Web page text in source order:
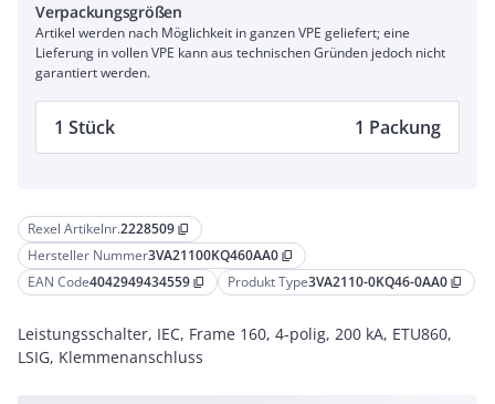
Rexel Artikelnr.2228509 content_copy
Hersteller Nummer3VA21100KQ460AA0 content_copy
EAN Code4042949434559 content_copy Produkt Type3VA2110-0KQ46-0AA0 content_copy
Leistungsschalter, IEC, Frame 160, 4-polig, 200 kA, ETU860,
LSIG, Klemmenanschluss
Verpackungsgrößen
Artikel werden nach Möglichkeit in ganzen VPE geliefert; eine
Lieferung in vollen VPE kann aus technischen Gründen jedoch nicht
garantiert werden.
1 Stück 1 Packung